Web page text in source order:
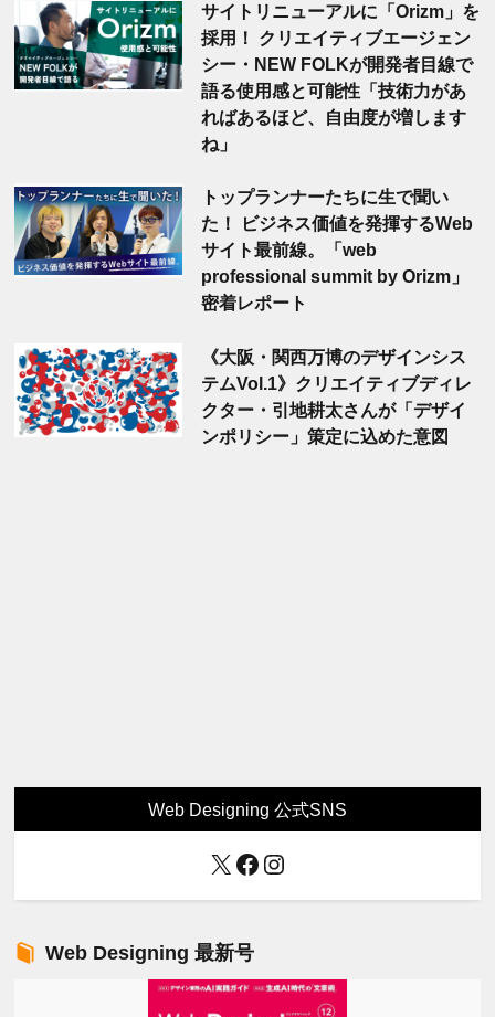
サイトリニューアルに「Orizm」を
採用！ クリエイティブエージェン
シー・NEW FOLKが開発者目線で
語る使用感と可能性「技術力があ
ればあるほど、自由度が増します
ね」
トップランナーたちに生で聞い
た！ ビジネス価値を発揮するWeb
サイト最前線。「web
professional summit by Orizm」
密着レポート
《大阪・関西万博のデザインシス
テムVol.1》クリエイティブディレ
クター・引地耕太さんが「デザイ
ンポリシー」策定に込めた意図
Web Designing 公式SNS
X Facebook
Instagram
Web Designing 最新号